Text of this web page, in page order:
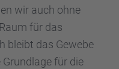
wir auch ohne
für das
bleibt das Gewebe
für die